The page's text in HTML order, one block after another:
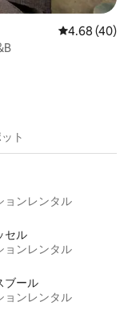
レビュー40
4.68 (40)
ト
ョンレンタル
セル
ョンレンタル
ブール
ョンレンタル